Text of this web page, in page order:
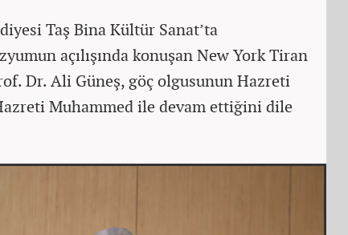
Taş Bina Kültür Sanat’ta
açılışında konuşan New York Tiran
Dr. Ali Güneş, göç olgusunun Hazreti
Muhammed ile devam ettiğini dile